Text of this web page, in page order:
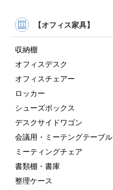
【オフィス家具】
収納棚
オフィスデスク
オフィスチェアー
ロッカー
シューズボックス
デスクサイドワゴン
会議用・ミーテングテーブル
ミーティングチェア
書類棚・書庫
整理ケース